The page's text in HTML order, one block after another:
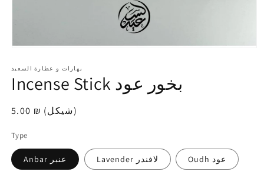
1
في
modal
بهارات و عطارة السعيد
Incense Stick بخور عود
سعر
5.00 ₪ (شيكل)
Type
Anbar عنبر Lavender لافندر Oudh عود